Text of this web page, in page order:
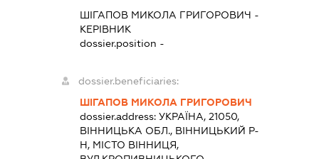
ШІГАПОВ МИКОЛА ГРИГОРОВИЧ -
КЕРІВНИК
dossier.position -
dossier.beneficiaries:
ШІГАПОВ МИКОЛА ГРИГОРОВИЧ
dossier.address: УКРАЇНА, 21050,
ВІННИЦЬКА ОБЛ., ВІННИЦЬКИЙ Р-
Н, МІСТО ВІННИЦЯ,